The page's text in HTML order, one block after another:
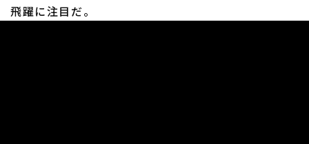
飛躍に注目だ。